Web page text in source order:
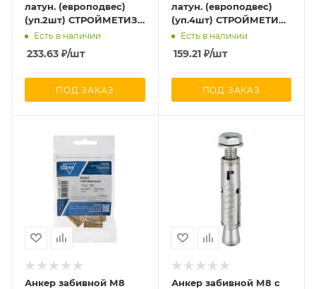
латун. (европодвес)
(уп.2шт) СТРОЙМЕТИЗ
2490041
Есть в наличии
233.63 ₽/шт
ПОД ЗАКАЗ
латун. (европодвес)
(уп.4шт) СТРОЙМЕТИЗ
2490021
Есть в наличии
159.21₽/шт
ПОД ЗАКАЗ
Анкер забивной М8
Анкер забивной М8 с